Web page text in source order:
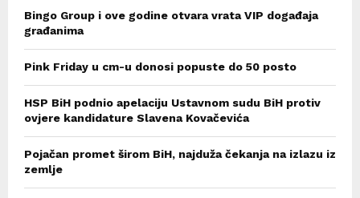
Bingo Group i ove godine otvara vrata VIP događaja
građanima
Pink Friday u cm-u donosi popuste do 50 posto
HSP BiH podnio apelaciju Ustavnom sudu BiH protiv
ovjere kandidature Slavena Kovačevića
Pojačan promet širom BiH, najduža čekanja na izlazu iz
zemlje